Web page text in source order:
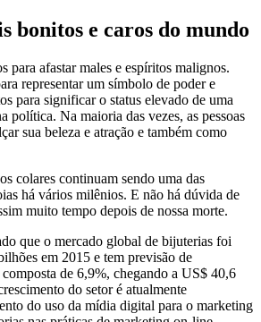
bonitos e caros do mundo
para afastar males e espíritos malignos.
representar um símbolo de poder e
para significar o status elevado de uma
política. Na maioria das vezes, as pessoas
sua beleza e atração e também como
colares continuam sendo uma das
há vários milênios. E não há dúvida de
muito tempo depois de nossa morte.
que o mercado global de bijuterias foi
em 2015 e tem previsão de
de 6,9%, chegando a US$ 40,6
do setor é atualmente
do uso da mídia digital para o marketing